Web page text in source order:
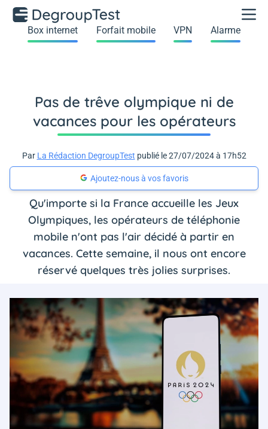
Box internet Forfait mobile VPN Alarme
Pas de trêve olympique ni de
vacances pour les opérateurs
Par La Rédaction DegroupTest publié le 27/07/2024 à 17h52
Ajoutez-nous à vos favoris
Qu'importe si la France accueille les Jeux
Olympiques, les opérateurs de téléphonie
mobile n'ont pas l'air décidé à partir en
vacances. Cette semaine, il nous ont encore
réservé quelques très jolies surprises.